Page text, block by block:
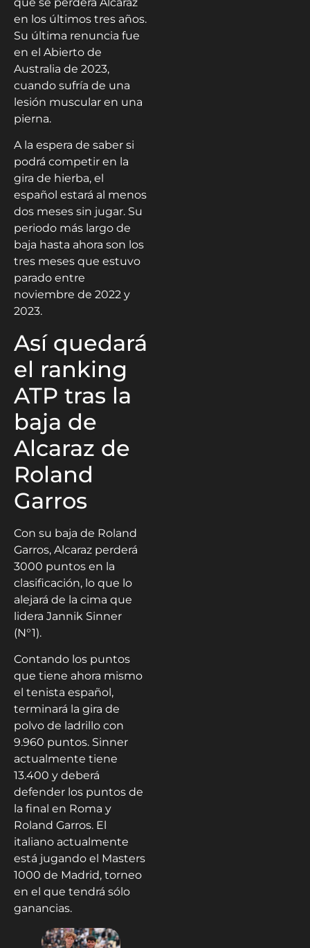
en los últimos tres años.
Su última renuncia fue
en el Abierto de
Australia de 2023,
cuando sufría de una
lesión muscular en una
pierna.
A la espera de saber si
podrá competir en la
gira de hierba, el
español estará al menos
dos meses sin jugar. Su
periodo más largo de
baja hasta ahora son los
tres meses que estuvo
parado entre
noviembre de 2022 y
2023.
Así quedará
el ranking
ATP tras la
baja de
Alcaraz de
Roland
Garros
Con su baja de Roland
Garros, Alcaraz perderá
3000 puntos en la
clasificación, lo que lo
alejará de la cima que
lidera Jannik Sinner
(N°1).
Contando los puntos
que tiene ahora mismo
el tenista español,
terminará la gira de
polvo de ladrillo con
9.960 puntos. Sinner
actualmente tiene
13.400 y deberá
defender los puntos de
la final en Roma y
Roland Garros. El
italiano actualmente
está jugando el Masters
1000 de Madrid, torneo
en el que tendrá sólo
ganancias.